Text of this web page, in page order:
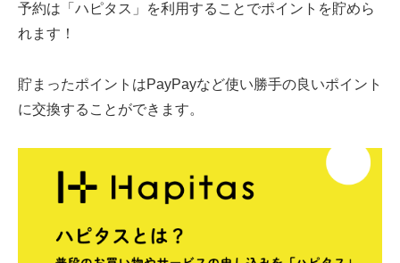
予約は「ハピタス」を利用することでポイントを貯めら
れます！
貯まったポイントはPayPayなど使い勝手の良いポイント
に交換することができます。